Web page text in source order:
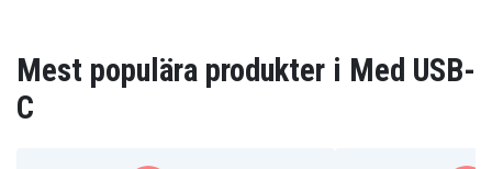
Mest populära produkter i Med USB-
C